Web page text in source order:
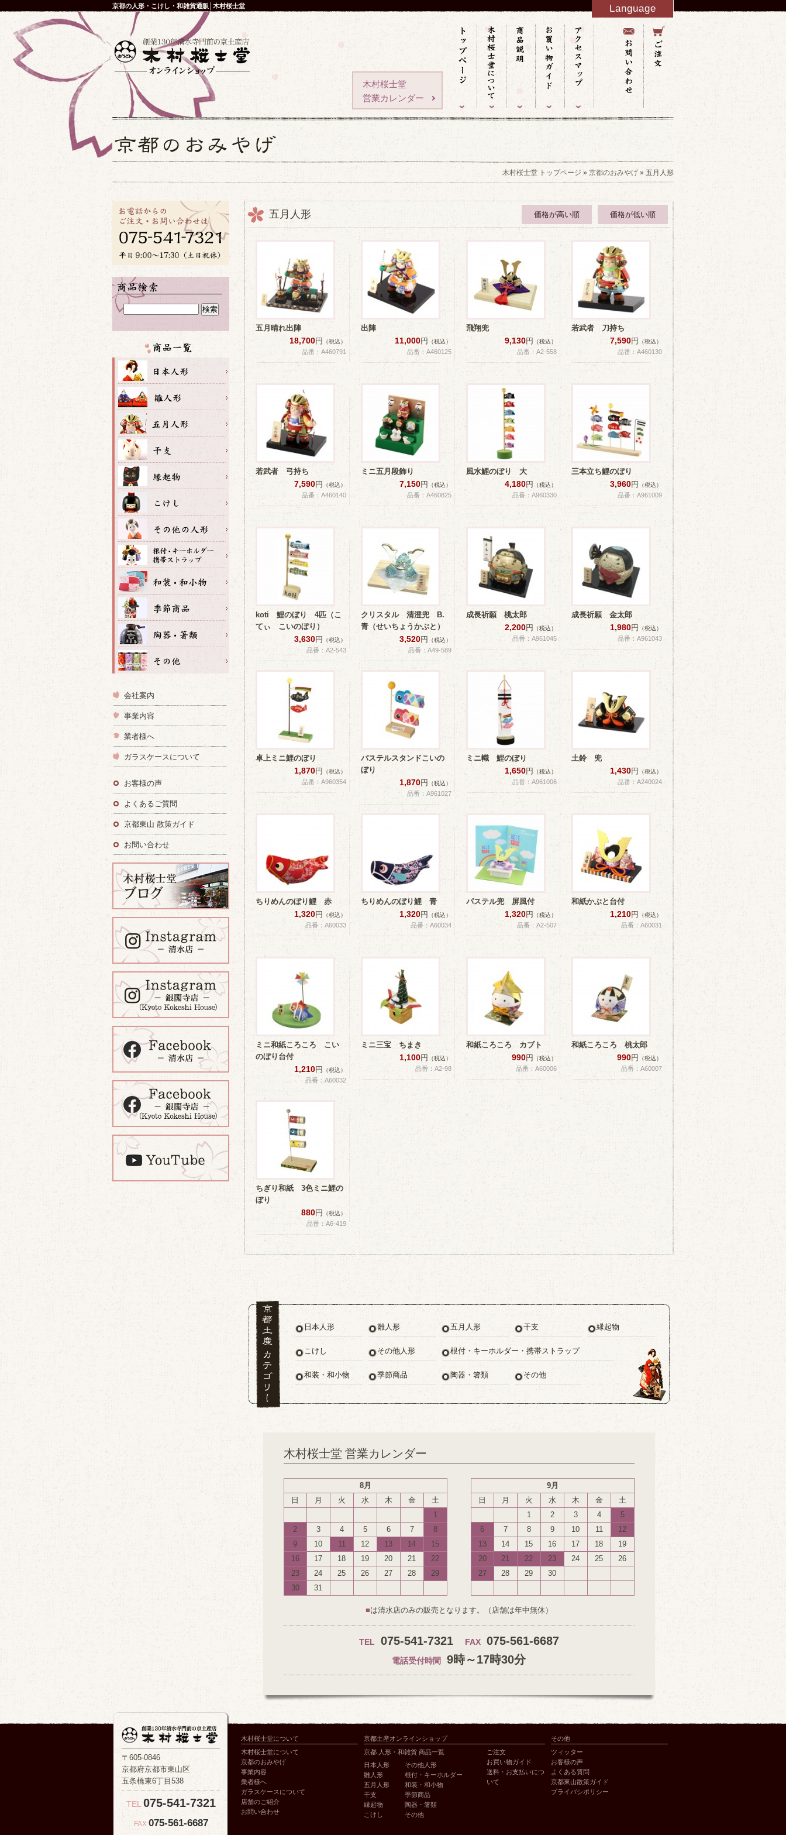
京都の人形・こけし・和雑貨通販│木村桜士堂 Language
English
French
Italy
Spanish
Germany
Chinese
Russian
Taiwanese
Korean
木村桜士堂
営業カレンダー
木村桜士堂 トップページ » 京都のおみやげ » 五月人形
五月人形 価格が高い順 価格が低い順
五月晴れ出陣
18,700円 （税込）
品番：A460791
出陣
11,000円 （税込）
品番：A460125
飛翔兜
9,130円 （税込）
品番：A2-558
若武者 刀持ち
7,590円 （税込）
品番：A460130
若武者 弓持ち
7,590円 （税込）
品番：A460140
ミニ五月段飾り
7,150円 （税込）
品番：A460825
風水鯉のぼり 大
4,180円 （税込）
品番：A960330
三本立ち鯉のぼり
3,960円 （税込）
品番：A961009
koti 鯉のぼり 4匹（こ
てぃ こいのぼり）
3,630円 （税込）
品番：A2-543
クリスタル 清澄兜 B.
青（せいちょうかぶと）
3,520円 （税込）
品番：A49-589
成長祈願 桃太郎
2,200円 （税込）
品番：A961045
成長祈願 金太郎
1,980円 （税込）
品番：A961043
卓上ミニ鯉のぼり
1,870円 （税込）
品番：A960354
パステルスタンドこいの
ぼり
1,870円 （税込）
品番：A961027
ミニ幟 鯉のぼり
1,650円 （税込）
品番：A961006
土鈴 兜
1,430円 （税込）
品番：A240024
ちりめんのぼり鯉 赤
1,320円 （税込）
品番：A60033
ちりめんのぼり鯉 青
1,320円 （税込）
品番：A60034
パステル兜 屏風付
1,320円 （税込）
品番：A2-507
和紙かぶと台付
1,210円 （税込）
品番：A60031
ミニ和紙ころころ こい
のぼり台付
1,210円 （税込）
品番：A60032
ミニ三宝 ちまき
1,100円 （税込）
品番：A2-98
和紙ころころ カブト
990円 （税込）
品番：A60006
和紙ころころ 桃太郎
990円 （税込）
品番：A60007
ちぎり和紙 3色ミニ鯉の
ぼり
880円 （税込）
品番：A6-419
日本人形 雛人形 五月人形 干支 縁起物
こけし その他人形 根付・キーホルダー・携帯ストラップ
和装・和小物 季節商品 陶器・箸類 その他
木村桜士堂 営業カレンダー
8月
日
月 火 水 木 金
土
1
2
3 4 5 6 7
8
9
10 11 12 13 14
15
16
17 18 19 20 21
22
23
24 25 26 27 28
29
30
31
9月
日
月 火 水 木 金
土
1
2 3 4
5
6
7 8 9 10 11
12
13
14 15 16 17 18
19
20
21 22 23 24 25
26
27
28 29 30
■は清水店のみの販売となります。（店舗は年中無休）
TEL 075-541-7321 FAX 075-561-6687
電話受付時間 9時～17時30分
会社案内
事業内容
業者様へ
ガラスケースについて
お客様の声
よくあるご質問
京都東山 散策ガイド
お問い合わせ
〒605-0846
京都府京都市東山区
五条橋東6丁目538
TEL 075-541-7321
FAX 075-561-6687
木村桜士堂について
木村桜士堂について
京都のおみやげ
事業内容
業者様へ
ガラスケースについて
店舗のご紹介
お問い合わせ
京都土産オンラインショップ
京都 人形・和雑貨 商品一覧
日本人形
雛人形
五月人形
干支
縁起物
こけし
その他人形
根付・キーホルダー
和装・和小物
季節商品
陶器・箸類
その他
ご注文
お買い物ガイド
送料・お支払いにつ
いて
その他
ツィッター
お客様の声
よくある質問
京都東山散策ガイド
プライバシポリシー